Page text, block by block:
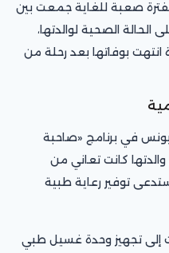
بفترة صعبة للغاية جمعت بين
الصحية لوالدتها،
بوفاتها بعد رحلة من
يونس في برنامج «صاحبة
كانت تعاني من
توفير رعاية طبية
إلى تجهيز وحدة غسيل طبي